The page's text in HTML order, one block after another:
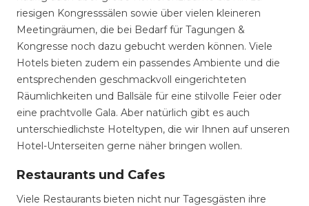
riesigen Kongresssälen sowie über vielen kleineren
Meetingräumen, die bei Bedarf für Tagungen &
Kongresse noch dazu gebucht werden können. Viele
Hotels bieten zudem ein passendes Ambiente und die
entsprechenden geschmackvoll eingerichteten
Räumlichkeiten und Ballsäle für eine stilvolle Feier oder
eine prachtvolle Gala. Aber natürlich gibt es auch
unterschiedlichste Hoteltypen, die wir Ihnen auf unseren
Hotel-Unterseiten gerne näher bringen wollen.
Restaurants und Cafes
Viele Restaurants bieten nicht nur Tagesgästen ihre